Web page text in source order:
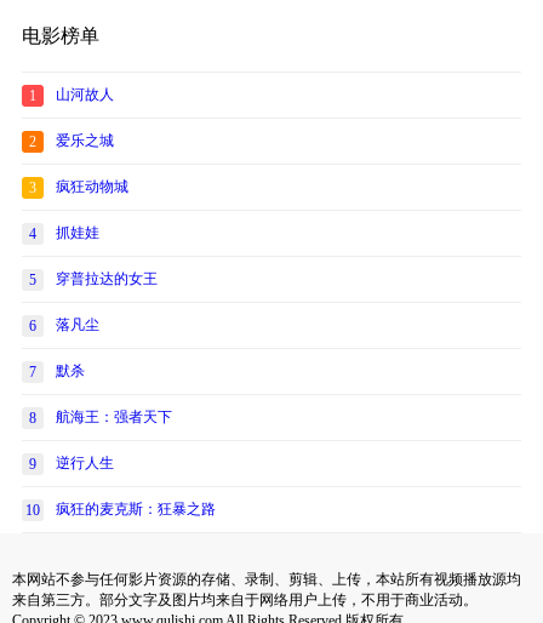
电影榜单
1 山河故人
2 爱乐之城
3 疯狂动物城
4 抓娃娃
5 穿普拉达的女王
6 落凡尘
7 默杀
8 航海王：强者天下
9 逆行人生
10 疯狂的麦克斯：狂暴之路
本网站不参与任何影片资源的存储、录制、剪辑、上传，本站所有视频播放源均
来自第三方。部分文字及图片均来自于网络用户上传，不用于商业活动。